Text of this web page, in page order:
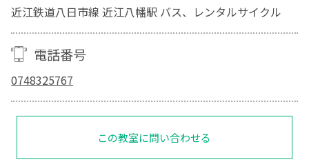
近江鉄道八日市線 近江八幡駅 バス、レンタルサイクル
電話番号
0748325767
この教室に問い合わせる